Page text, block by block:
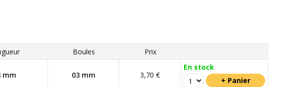
Boules Prix
mm 03 mm 3,70 €
En stock